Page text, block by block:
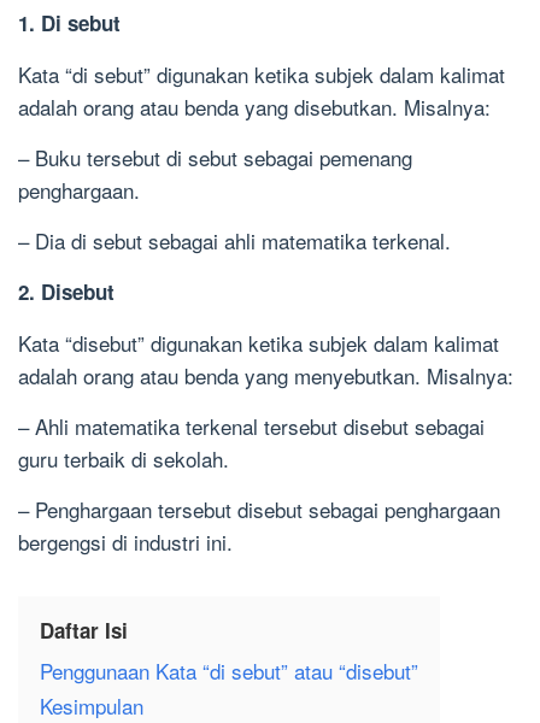
1. Di sebut
Kata “di sebut” digunakan ketika subjek dalam kalimat
adalah orang atau benda yang disebutkan. Misalnya:
– Buku tersebut di sebut sebagai pemenang
penghargaan.
– Dia di sebut sebagai ahli matematika terkenal.
2. Disebut
Kata “disebut” digunakan ketika subjek dalam kalimat
adalah orang atau benda yang menyebutkan. Misalnya:
– Ahli matematika terkenal tersebut disebut sebagai
guru terbaik di sekolah.
– Penghargaan tersebut disebut sebagai penghargaan
bergengsi di industri ini.
Daftar Isi
Penggunaan Kata “di sebut” atau “disebut”
Kesimpulan